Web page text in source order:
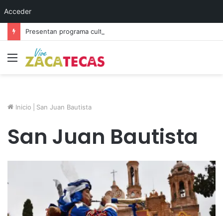
Acceder
Menú
Inicio San Juan Bautista
San Juan Bautista